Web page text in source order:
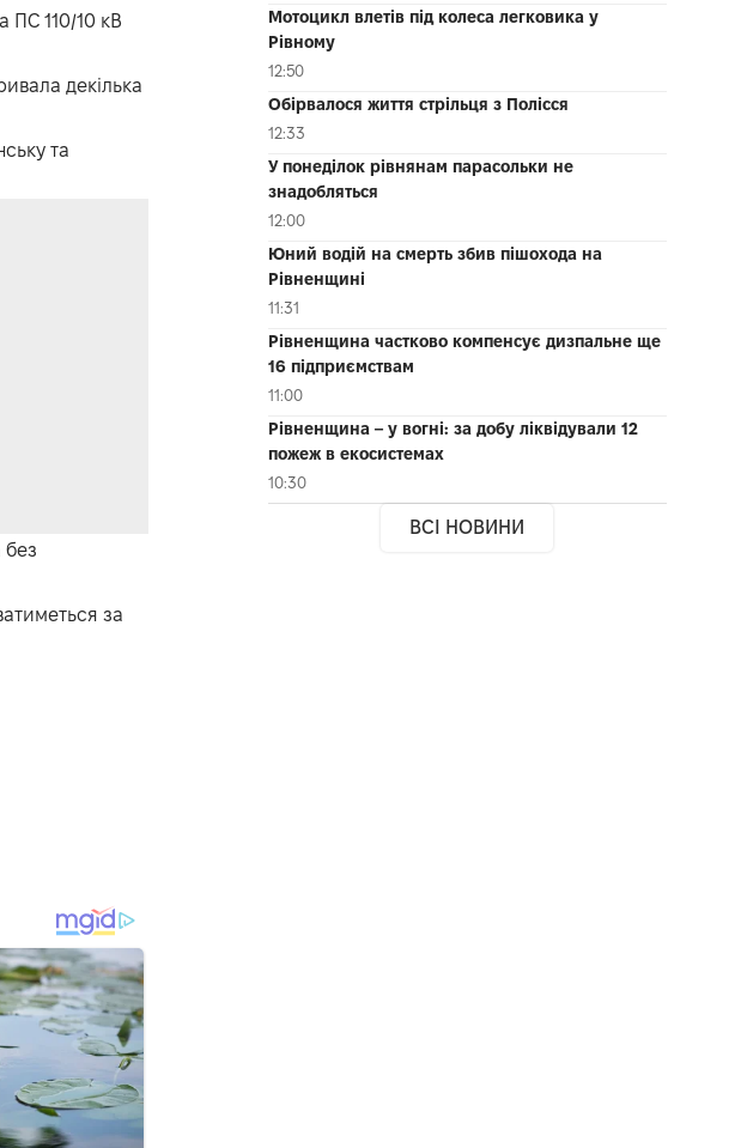
ПС 110/10 кВ
декілька
та
без
за
Мотоцикл влетів під колеса легковика у
Рівному
12:50
Обірвалося життя стрільця з Полісся
12:33
У понеділок рівнянам парасольки не
знадобляться
12:00
Юний водій на смерть збив пішохода на
Рівненщині
11:31
Рівненщина частково компенсує дизпальне ще
16 підприємствам
11:00
Рівненщина – у вогні: за добу ліквідували 12
пожеж в екосистемах
10:30
ВСІ НОВИНИ